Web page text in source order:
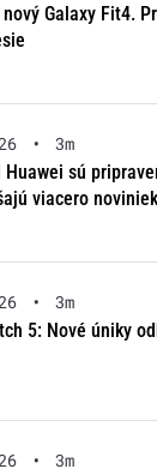
Galaxy Fit4.
•
3m
Huawei sú
viacero noviniek
•
3m
5: Nové úniky
•
3m